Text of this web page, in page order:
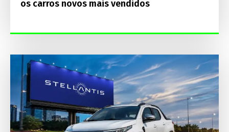
os carros novos mais vendidos